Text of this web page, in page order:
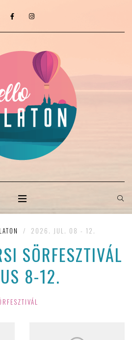
/ 2026. JUL. 08 - 12.
SÖRFESZTIVÁL
8-12.